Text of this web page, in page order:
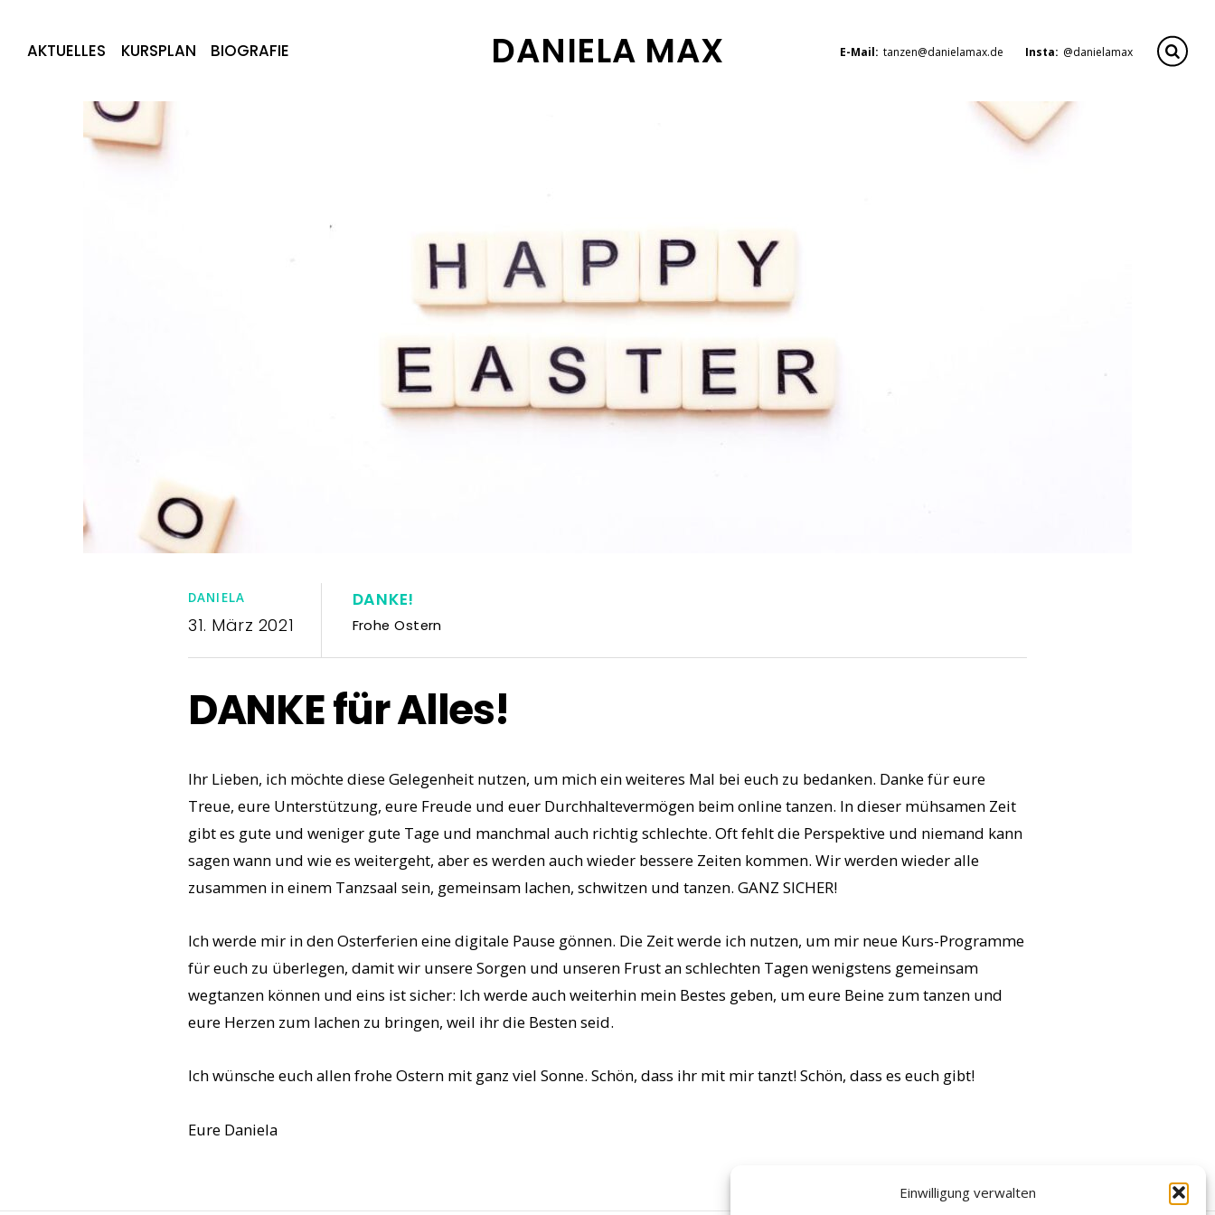
Einwilligung verwalten
DANIELA MAX E-Mail: tanzen@danielamax.de Insta: @danielamax
AKTUELLES KURSPLAN BIOGRAFIE
DANIELA
31. März 2021
DANKE!
Frohe Ostern
DANKE für Alles!
Ihr Lieben, ich möchte diese Gelegenheit nutzen, um mich ein weiteres Mal bei euch zu bedanken. Danke für eure
Treue, eure Unterstützung, eure Freude und euer Durchhaltevermögen beim online tanzen. In dieser mühsamen Zeit
gibt es gute und weniger gute Tage und manchmal auch richtig schlechte. Oft fehlt die Perspektive und niemand kann
sagen wann und wie es weitergeht, aber es werden auch wieder bessere Zeiten kommen. Wir werden wieder alle
zusammen in einem Tanzsaal sein, gemeinsam lachen, schwitzen und tanzen. GANZ SICHER!
Ich werde mir in den Osterferien eine digitale Pause gönnen. Die Zeit werde ich nutzen, um mir neue Kurs-Programme
für euch zu überlegen, damit wir unsere Sorgen und unseren Frust an schlechten Tagen wenigstens gemeinsam
wegtanzen können und eins ist sicher: Ich werde auch weiterhin mein Bestes geben, um eure Beine zum tanzen und
eure Herzen zum lachen zu bringen, weil ihr die Besten seid.
Ich wünsche euch allen frohe Ostern mit ganz viel Sonne. Schön, dass ihr mit mir tanzt! Schön, dass es euch gibt!
Eure Daniela